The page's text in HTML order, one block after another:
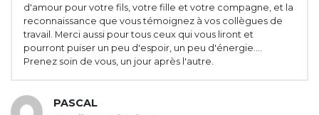
d'amour pour votre fils, votre fille et votre compagne, et la
reconnaissance que vous témoignez à vos collègues de
travail. Merci aussi pour tous ceux qui vous liront et
pourront puiser un peu d'espoir, un peu d'énergie....
Prenez soin de vous, un jour après l'autre.
PASCAL